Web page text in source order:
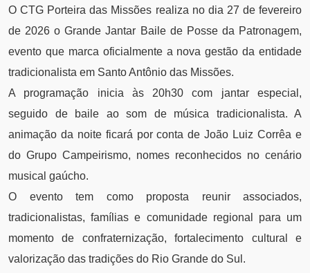
O CTG Porteira das Missões realiza no dia 27 de fevereiro
de 2026 o Grande Jantar Baile de Posse da Patronagem,
evento que marca oficialmente a nova gestão da entidade
tradicionalista em Santo Antônio das Missões.
A programação inicia às 20h30 com jantar especial,
seguido de baile ao som de música tradicionalista. A
animação da noite ficará por conta de João Luiz Corrêa e
do Grupo Campeirismo, nomes reconhecidos no cenário
musical gaúcho.
O evento tem como proposta reunir associados,
tradicionalistas, famílias e comunidade regional para um
momento de confraternização, fortalecimento cultural e
valorização das tradições do Rio Grande do Sul.